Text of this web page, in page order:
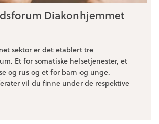
Diakonhjemmet
sektor er det etablert tre
Et for somatiske helsetjenester, et
og rus og et for barn og unge.
vil du finne under de respektive